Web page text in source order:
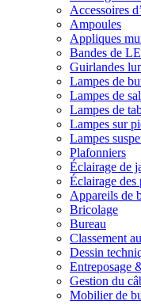
Accessoires
Ampoules
Appliques
Bandes de
Guirlandes
Lampes de
Lampes de
Lampes de
Lampes sur
Lampes
Plafonniers
Éclairage de
Éclairage des
Appareils de
Bricolage
Bureau
Classement
Dessin
Entreposage
Gestion du
Mobilier de